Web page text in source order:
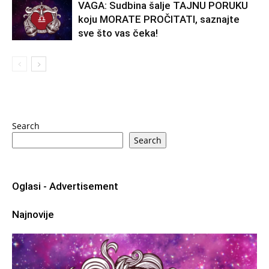
budete “rezerva”. Da ne budete ona koja sve drži dok se
druga strana pojavljuje kad joj odgovara.
4) Posao i finansije: istina o vrednosti i
uslovima
nego što ste plaćeni, da vas ne vide dovoljno, ili da ste
predugo ostali tamo gde nema rasta.
morate početi da planirate. Da tražite bolje uslove. Da
pregovarate. Da postavite granice.
Finansijski, ovo je period kada Devica može stabilizovati
budžet tako što prestaje da “krpi” tuđe greške. Ako ste
VAGA: Sudbina šalje TAJNU PORUKU
koju MORATE PROČITATI, saznajte
sve što vas čeka!
Search
Search
Oglasi - Advertisement
Najnovije